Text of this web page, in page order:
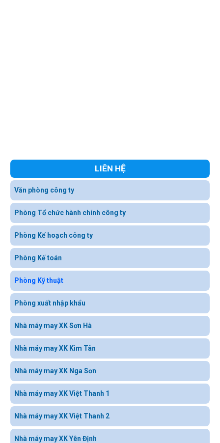
LIÊN HỆ
Văn phòng công ty
Phòng Tổ chức hành chính công ty
Phòng Kế hoạch công ty
Phòng Kế toán
Phòng Kỹ thuật
Phòng xuất nhập khẩu
Nhà máy may XK Sơn Hà
Nhà máy may XK Kim Tân
Nhà máy may XK Nga Sơn
Nhà máy may XK Việt Thanh 1
Nhà máy may XK Việt Thanh 2
Nhà máy may XK Yên Định